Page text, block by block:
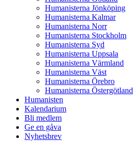
Humanisterna Jönköping
Humanisterna Kalmar
Humanisterna Norr
Humanisterna Stockholm
Humanisterna Syd
Humanisterna Uppsala
Humanisterna Värmland
Humanisterna Väst
Humanisterna Örebro
Humanisterna Östergötland
Humanisten
Kalendarium
Bli medlem
Ge en gåva
Nyhetsbrev